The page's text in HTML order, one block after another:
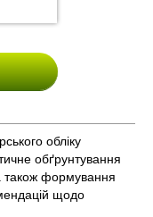
обліку
обґрунтування
також формування
щодо